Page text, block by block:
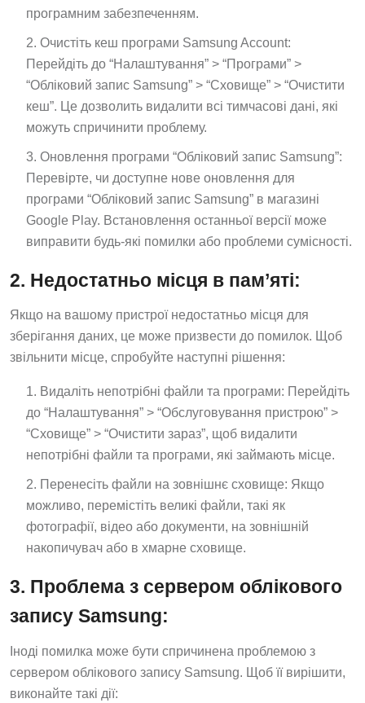
програмним забезпеченням.
Очистіть кеш програми Samsung Account:
Перейдіть до “Налаштування” > “Програми” >
“Обліковий запис Samsung” > “Сховище” > “Очистити
кеш”. Це дозволить видалити всі тимчасові дані, які
можуть спричинити проблему.
Оновлення програми “Обліковий запис Samsung”:
Перевірте, чи доступне нове оновлення для
програми “Обліковий запис Samsung” в магазині
Google Play. Встановлення останньої версії може
виправити будь-які помилки або проблеми сумісності.
2. Недостатньо місця в пам’яті:
Якщо на вашому пристрої недостатньо місця для
зберігання даних, це може призвести до помилок. Щоб
звільнити місце, спробуйте наступні рішення:
Видаліть непотрібні файли та програми: Перейдіть
до “Налаштування” > “Обслуговування пристрою” >
“Сховище” > “Очистити зараз”, щоб видалити
непотрібні файли та програми, які займають місце.
Перенесіть файли на зовнішнє сховище: Якщо
можливо, перемістіть великі файли, такі як
фотографії, відео або документи, на зовнішній
накопичувач або в хмарне сховище.
3. Проблема з сервером облікового
запису Samsung:
Іноді помилка може бути спричинена проблемою з
сервером облікового запису Samsung. Щоб її вирішити,
виконайте такі дії: